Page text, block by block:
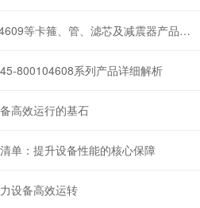
徐工挖掘机核心零部件：800104609等卡箍、管、滤芯及减震器产品解析
800104608系列产品详细解析
高效运行的基石
单：提升设备性能的核心保障
设备高效运转